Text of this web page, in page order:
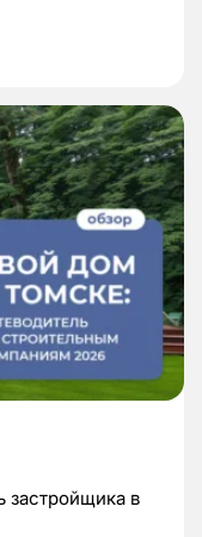
застройщика в